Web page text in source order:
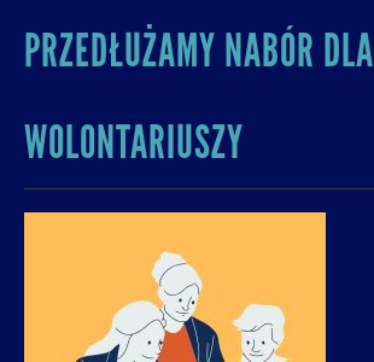
PRZEDŁUŻAMY NABÓR DLA
WOLONTARIUSZY